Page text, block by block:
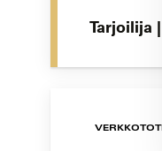
Tarjoilija